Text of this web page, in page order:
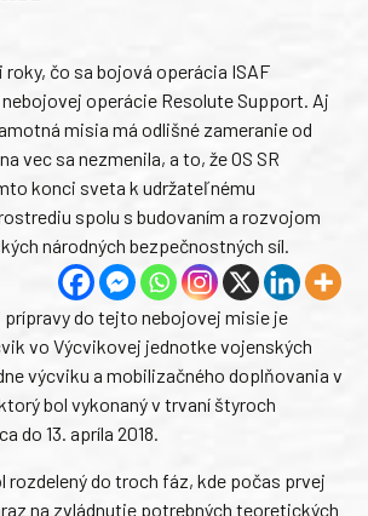
čo sa bojová operácia ISAF
operácie Resolute Support. Aj
misia má odlišné zameranie od
vec sa nezmenila, a to, že OS SR
konci sveta k udržateľnému
spolu s budovaním a rozvojom
národných bezpečnostných síl.
prípravy do tejto nebojovej misie je
vo Výcvikovej jednotke vojenských
výcviku a mobilizačného doplňovania v
bol vykonaný v trvaní štyroch
do 13. apríla 2018.
rozdelený do troch fáz, kde počas prvej
na zvládnutie potrebných teoretických